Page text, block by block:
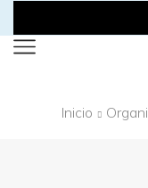
Inicio